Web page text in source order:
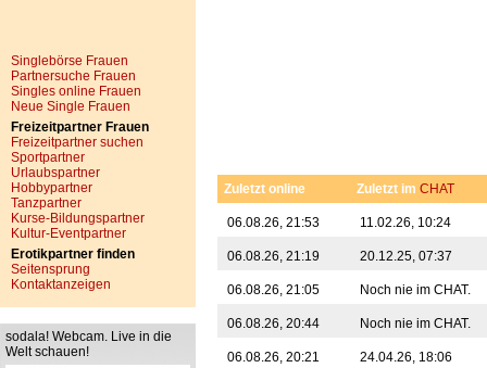
Singlebörse Frauen
Partnersuche Frauen
Singles online Frauen
Neue Single Frauen
Freizeitpartner Frauen
Freizeitpartner suchen
Sportpartner
Urlaubspartner
Hobbypartner
Tanzpartner
Kurse-Bildungspartner
Kultur-Eventpartner
Erotikpartner finden
Seitensprung
Kontaktanzeigen
sodala! Webcam. Live in die
Welt schauen!
Zuletzt online Zuletzt im CHAT
06.08.26, 21:53 11.02.26, 10:24
06.08.26, 21:19 20.12.25, 07:37
06.08.26, 21:05 Noch nie im CHAT.
06.08.26, 20:44 Noch nie im CHAT.
06.08.26, 20:21 24.04.26, 18:06